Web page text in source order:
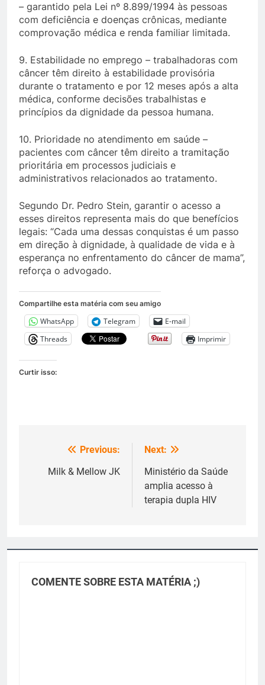
– garantido pela Lei nº 8.899/1994 às pessoas
com deficiência e doenças crônicas, mediante
comprovação médica e renda familiar limitada.
9. Estabilidade no emprego – trabalhadoras com
câncer têm direito à estabilidade provisória
durante o tratamento e por 12 meses após a alta
médica, conforme decisões trabalhistas e
princípios da dignidade da pessoa humana.
10. Prioridade no atendimento em saúde –
pacientes com câncer têm direito a tramitação
prioritária em processos judiciais e
administrativos relacionados ao tratamento.
Segundo Dr. Pedro Stein, garantir o acesso a
esses direitos representa mais do que benefícios
legais: “Cada uma dessas conquistas é um passo
em direção à dignidade, à qualidade de vida e à
esperança no enfrentamento do câncer de mama”,
reforça o advogado.
Compartilhe esta matéria com seu amigo
WhatsApp Telegram
E-mail
Threads
Imprimir
Curtir isso:
Navegação
Previous:
Milk & Mellow JK
Next:
Ministério da Saúde
amplia acesso à
terapia dupla HIV
COMENTE SOBRE ESTA MATÉRIA ;)